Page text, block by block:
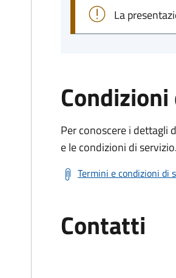
La
Per conoscere i dettagli
e le condizioni di servizio.
Termini e condizioni di
Contatti